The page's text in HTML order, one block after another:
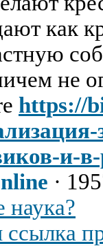
как
не
https://
и-в-
·
наука?
ссылка